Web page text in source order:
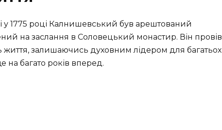
у 1775 році Калнишевський був арештований
на заслання в Соловецький монастир. Він провів
життя, залишаючись духовним лідером для багатьох
на багато років вперед.